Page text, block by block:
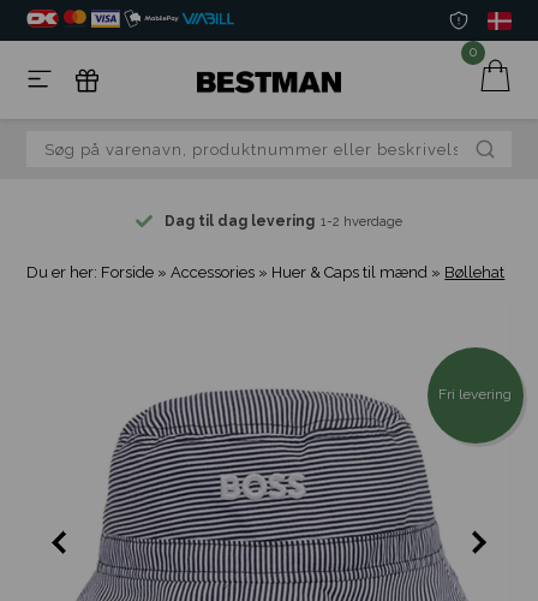
0
Dag til dag levering 1-2 hverdage
Du er her: Forside »Accessories » Huer & Caps til mænd » Bøllehat
Fri levering